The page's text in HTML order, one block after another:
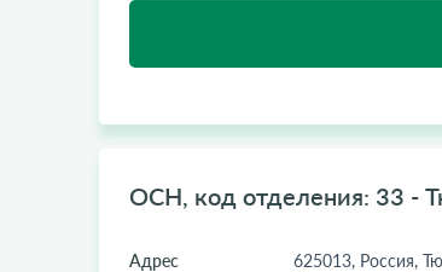
ОСН, код отделения: 33 -
Адрес
625013, Россия,